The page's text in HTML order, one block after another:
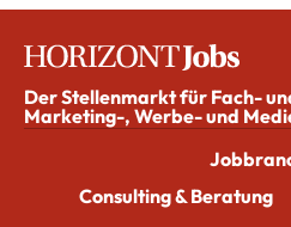
Der Stellenmarkt für Fach-
Marketing-, Werbe- und
Consulting & Beratung